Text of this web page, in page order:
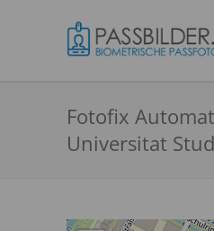
Fotofix
Universitat